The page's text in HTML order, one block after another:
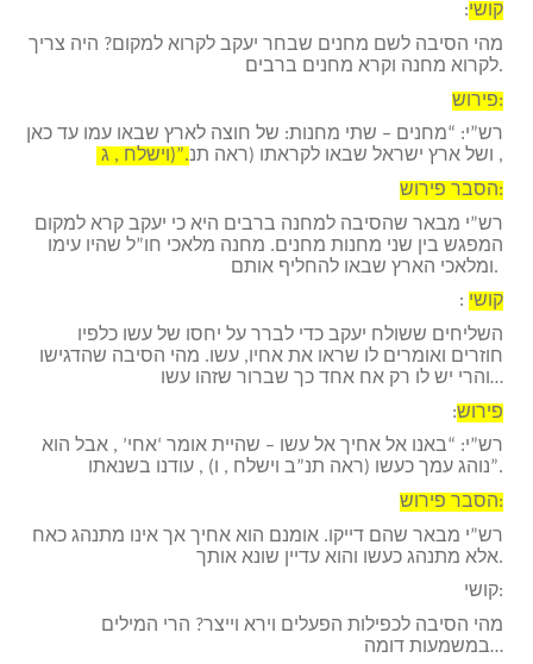
קושי:
מהי הסיבה לשם מחנים שבחר יעקב לקרוא למקום? היה צריך
לקרוא מחנה וקרא מחנים ברבים.
פירוש:
רש”י: “מחנים – שתי מחנות: של חוצה לארץ שבאו עמו עד כאן
, ושל ארץ ישראל שבאו לקראתו (ראה תנוישלח , ג)”.
הסבר פירוש:
רש”י מבאר שהסיבה למחנה ברבים היא כי יעקב קרא למקום
המפגש בין שני מחנות מחנים. מחנה מלאכי חו”ל שהיו עימו
ומלאכי הארץ שבאו להחליף אותם.
קושי :
השליחים ששולח יעקב כדי לברר על יחסו של עשו כלפיו
חוזרים ואומרים לו שראו את אחיו, עשו. מהי הסיבה שהדגישו
והרי יש לו רק אח אחד כך שברור שזהו עשו…
פירוש:
רש”י: “באנו אל אחיך אל עשו – שהיית אומר ‘אחי’ , אבל הוא
נוהג עמך כעשו (ראה תנ”ב וישלח , ו) , עודנו בשנאתו”.
הסבר פירוש:
רש”י מבאר שהם דייקו. אומנם הוא אחיך אך אינו מתנהג כאח
אלא מתנהג כעשו והוא עדיין שונא אותך.
קושי:
מהי הסיבה לכפילות הפעלים וירא וייצר? הרי המילים
במשמעות דומה…